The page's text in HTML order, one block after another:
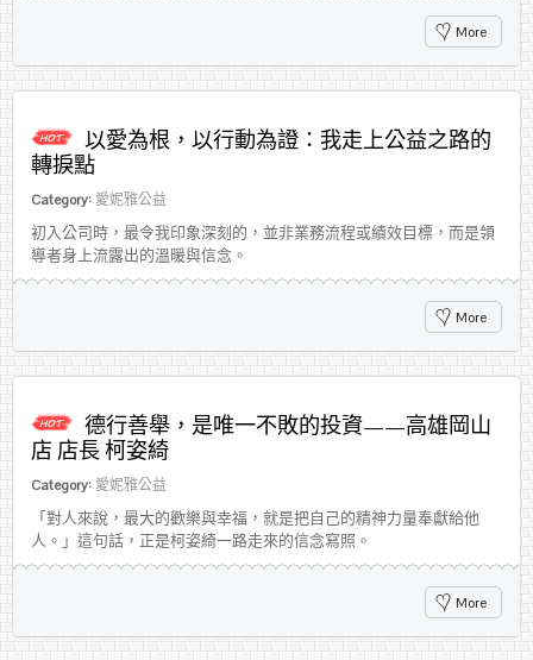
More
以愛為根，以行動為證：我走上公益之路的
轉捩點
Category: 愛妮雅公益
初入公司時，最令我印象深刻的，並非業務流程或績效目標，而是領
導者身上流露出的溫暖與信念。
More
德行善舉，是唯一不敗的投資——高雄岡山
店 店長 柯姿綺
Category: 愛妮雅公益
「對人來說，最大的歡樂與幸福，就是把自己的精神力量奉獻給他
人。」這句話，正是柯姿綺一路走來的信念寫照。
More